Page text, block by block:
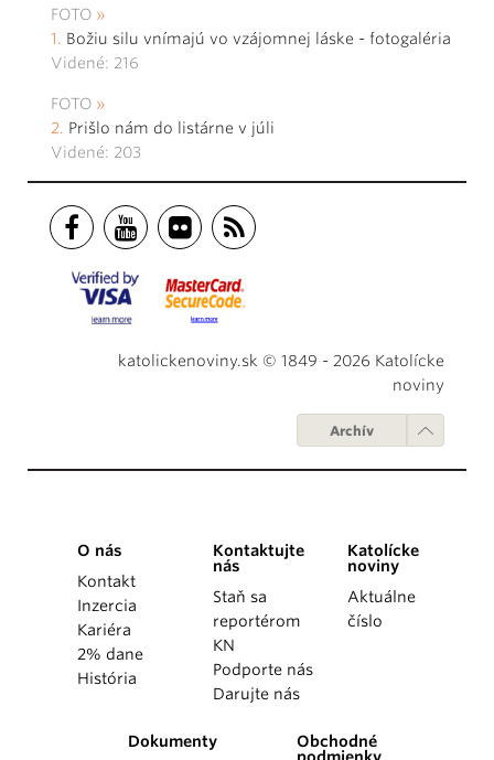
FOTO
Božiu silu vnímajú vo vzájomnej láske - fotogaléria
Videné: 216
FOTO
Prišlo nám do listárne v júli
Videné: 203
katolickenoviny.sk © 1849 - 2026 Katolícke
noviny
Archív
O nás
Kontakt
Inzercia
Kariéra
2% dane
História
Kontaktujte
nás
Staň sa
reportérom
KN
Podporte nás
Darujte nás
Katolícke
noviny
Aktuálne
číslo
Dokumenty
Obchodné